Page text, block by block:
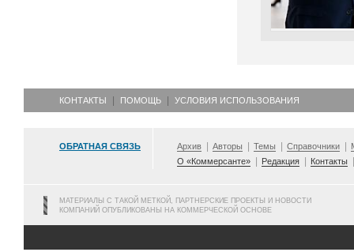
КОНТАКТЫ ПОМОЩЬ УСЛОВИЯ ИСПОЛЬЗОВАНИЯ
ОБРАТНАЯ СВЯЗЬ Архив Авторы Темы Справочники
О «Коммерсанте»
Редакция Контакты
МАТЕРИАЛЫ С ТАКОЙ МЕТКОЙ, ПАРТНЕРСКИЕ ПРОЕКТЫ И НОВОСТИ
КОМПАНИЙ ОПУБЛИКОВАНЫ НА КОММЕРЧЕСКОЙ ОСНОВЕ